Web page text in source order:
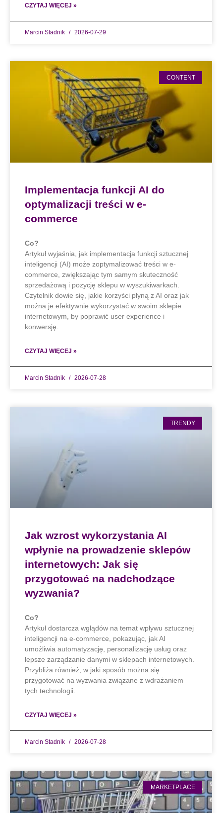
CZYTAJ WIĘCEJ »
Marcin Stadnik 2026-07-29
CONTENT
Implementacja funkcji AI do
optymalizacji treści w e-
commerce
Co?
Artykuł wyjaśnia, jak implementacja funkcji sztucznej
inteligencji (AI) może zoptymalizować treści w e-
commerce, zwiększając tym samym skuteczność
sprzedażową i pozycję sklepu w wyszukiwarkach.
Czytelnik dowie się, jakie korzyści płyną z AI oraz jak
można je efektywnie wykorzystać w swoim sklepie
internetowym, by poprawić user experience i
konwersję.
CZYTAJ WIĘCEJ »
Marcin Stadnik 2026-07-28
TRENDY
Jak wzrost wykorzystania AI
wpłynie na prowadzenie sklepów
internetowych: Jak się
przygotować na nadchodzące
wyzwania?
Co?
Artykuł dostarcza wglądów na temat wpływu sztucznej
inteligencji na e-commerce, pokazując, jak AI
umożliwia automatyzację, personalizację usług oraz
lepsze zarządzanie danymi w sklepach internetowych.
Przybliża również, w jaki sposób można się
przygotować na wyzwania związane z wdrażaniem
tych technologii.
CZYTAJ WIĘCEJ »
Marcin Stadnik 2026-07-28
MARKETPLACE